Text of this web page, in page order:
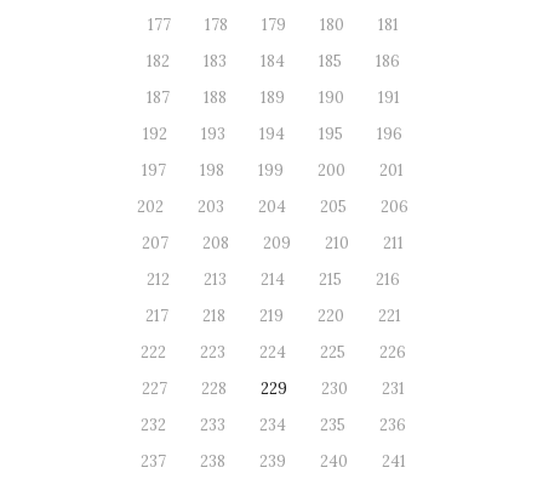
177
178 179 180
181
182
183 184 185
186
187
188 189 190
191
192
193 194 195
196
197
198 199 200
201
202
203 204 205
206
207
208 209 210
211
212
213 214 215
216
217
218 219 220
221
222
223 224 225
226
227
228 229 230
231
232
233 234 235
236
237
238 239 240
241